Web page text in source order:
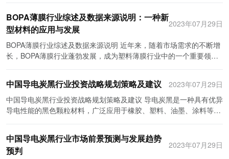
术，提高产业可持续发展水平。 针对以上问题，中国BOPA薄膜行业
应采取一系列措施以促进行业健康发展。首先，企业需要加强技术创
新，提高产品的质量和性能，以满足市场需求。加大对研发的投入，
加强与科研机构和高等院校的合作，共同推动行业的技术升级。 其
次，在市场竞争方面，企业应从低价竞争中脱颖而出，通过品牌建设
业监管，加强市场准入条件，打击低质量产品，提升整个行业的形
象。 此外，对于环境问题，企业应该积极推动清洁生产，减少有机溶
剂的使用，推广新型环保材料，降低产品的环境污染。同时，政府也
应制定相关政策，提供扶持措施，鼓励企业采用环保技术和设备，提
取得了长足进展，但仍面临着一些痛点和挑战。通过加强技术创新、
品牌建设、市场监管和环境保护，中国BOPA薄膜行业有望实现更加
可持续、健康的发展。
费国家。 其次，BOPA薄膜市场的前景十分乐观。随着人们对食品安
全和保鲜性的重视，BOPA薄膜在食品包装领域的需求将继续增长。
另外，电子产品的快速发展也促进了BOPA薄膜的需求增长，它被广
泛应用于手机、电视和电子零件等产品的包装和保护中。此外，医药
行业对BOPA薄膜的需求也在增加，BOPA薄膜在医疗器械包装和制药
一些挑战。首先是原材料价格上涨，BOPA薄膜的生产需要聚酰胺树
生产成本带来了一定的压力。其次，BOPA薄膜的生产技术还不够成
熟，一些高端产品的生产仍然受到技术限制。此外，环保压力也对
生一定的环境污染，因此在未来，BOPA薄膜行业需要不断推进环保
技术和研发。 在未来，BOPA薄膜行业的发展将面临新的机遇和挑
来都非常重视环境保护，对于高耗能、高污染行业的规定也越来越严
格。而薄膜行业是一个典型的高耗能和高污染行业，政府对其监管逐
渐增强。另外，政府的产业政策也会对薄膜行业产生影响。例如，中
国政府提出的“一带一路”倡议和推动制造业转型升级的政策，为薄膜
较为稳定。同时，国内外的经济增速、通货膨胀、利率、汇率等因素
也会对薄膜行业的经营产生影响。尤其是近年来，随着中国经济增速
放缓，消费升级，薄膜行业也面临着市场竞争加剧和利润下滑的挑
战。 社会因素是指社会文化对行业的影响。中国的人口规模庞大，人
带来了巨大的市场机遇。例如，随着人们对健康和环保意识的提高，
可降解薄膜的需求也在不断增加。另外，人们对于食品安全和包装技
BOPA薄膜行业综述及数据来源说明：一种新
型材料的应用与发展
2023年07月29日
BOPA薄膜行业综述及数据来源说明 近年来，随着市场需求的不断增
长，BOPA薄膜行业蓬勃发展，成为塑料薄膜行业中的一个重要领
BOPA薄膜行业的发展状况和趋势可以通过多种数据来源进行了解。
首先，各种专业报告和研究机构发布的行业研究报告是了解BOPA薄
膜行业的重要参考。这些报告一般包括市场规模、竞争格局、发展趋
行业的重要渠道。这些协会通常会定期发布行业统计数据和分析报
告，提供市场趋势和企业发展方向的指导。通过关注这些协会的信
中国导电炭黑行业投资战略规划策略及建议
2023年07月29日
中国导电炭黑行业投资战略规划策略及建议 导电炭黑是一种具有优异
导电性能的黑色颗粒材料，广泛应用于橡胶、塑料、油墨、涂料等多
先，投资者应密切关注国内导电炭黑市场的需求和趋势。中国作为全
球最大的导电炭黑生产和消费国，市场需求不容忽视。随着电子技
中国导电炭黑行业市场前景预测与发展趋势
预判
2023年07月29日